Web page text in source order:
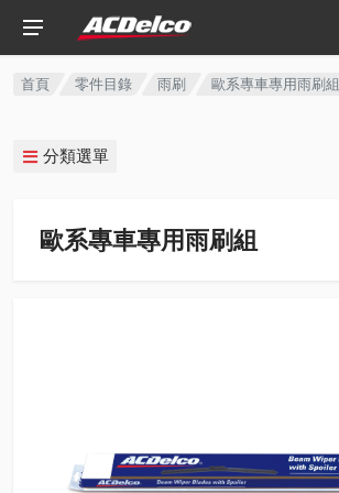
首頁 零件目錄 雨刷 歐系專車專用雨刷組
分類選單
歐系專車專用雨刷組